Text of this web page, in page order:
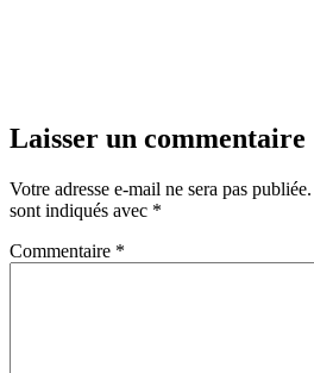
Laisser un commentaire
Votre adresse e-mail ne sera pas publiée.
sont indiqués avec *
Commentaire *